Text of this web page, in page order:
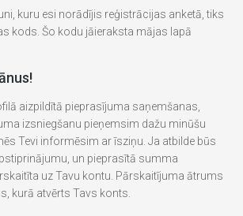
kuru esi norādījis reģistrācijas anketā, tiks
kods. Šo kodu jāieraksta mājas lapā
aizpildītā pieprasījuma saņemšanas,
izsniegšanu pieņemsim dažu minūšu
Tevi informēsim ar īsziņu. Ja atbilde būs
un pieprasītā summa
uz Tavu kontu. Pārskaitījuma ātrums
kurā atvērts Tavs konts.